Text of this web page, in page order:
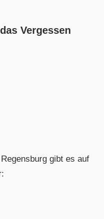
Vergessen
gibt es auf